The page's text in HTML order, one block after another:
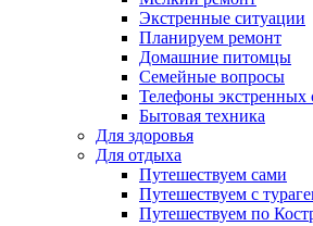
Экстренные ситуации
Планируем ремонт
Домашние питомцы
Семейные вопросы
Телефоны экстренных
Бытовая техника
Для здоровья
Для отдыха
Путешествуем сами
Путешествуем с
Путешествуем по